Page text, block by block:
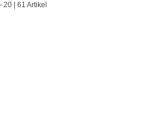
- 20 61 Artikel